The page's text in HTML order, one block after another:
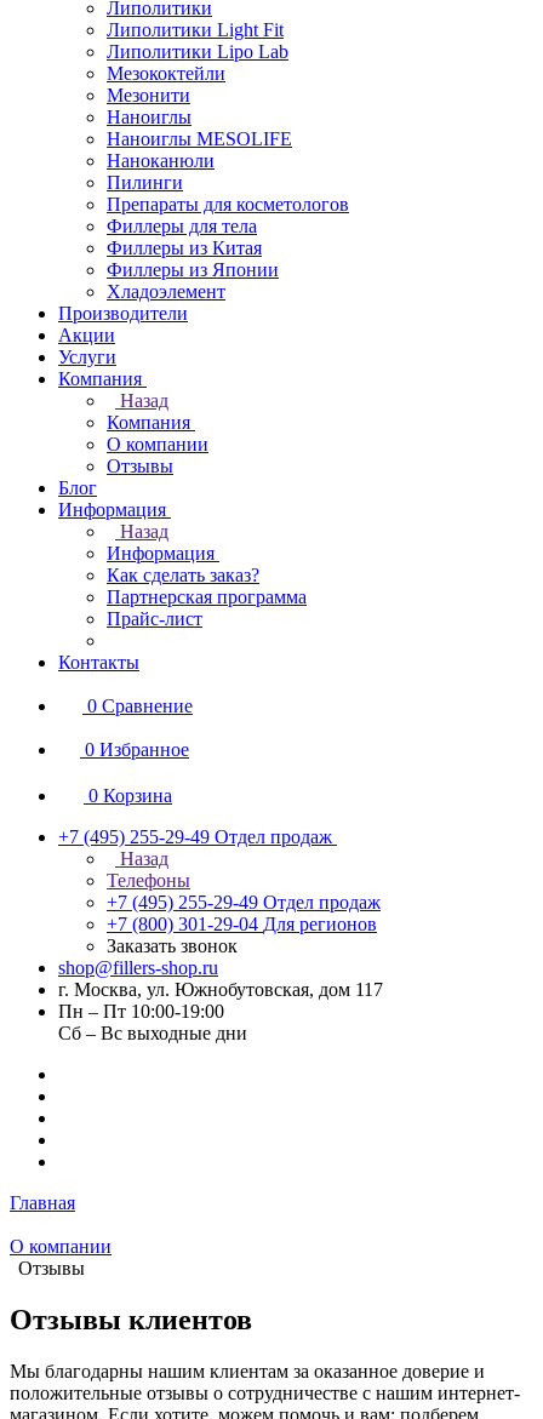
Липолитики
Липолитики Light Fit
Липолитики Lipo Lab
Мезококтейли
Мезонити
Наноиглы
Наноиглы MESOLIFE
Наноканюли
Пилинги
Препараты для косметологов
Филлеры для тела
Филлеры из Китая
Филлеры из Японии
Хладоэлемент
Производители
Акции
Услуги
Компания
Назад
Компания
О компании
Отзывы
Блог
Информация
Назад
Информация
Как сделать заказ?
Партнерская программа
Прайс-лист
Контакты
0 Сравнение
0 Избранное
0 Корзина
+7 (495) 255-29-49 Отдел продаж
Назад
Телефоны
+7 (495) 255-29-49 Отдел продаж
+7 (800) 301-29-04 Для регионов
Заказать звонок
shop@fillers-shop.ru
г. Москва, ул. Южнобутовская, дом 117
Пн – Пт 10:00-19:00
Сб – Вс выходные дни
Главная
О компании
Отзывы
Отзывы клиентов
Мы благодарны нашим клиентам за оказанное доверие и
положительные отзывы о сотрудничестве с нашим интернет-
магазином. Если хотите, можем помочь и вам: подберем